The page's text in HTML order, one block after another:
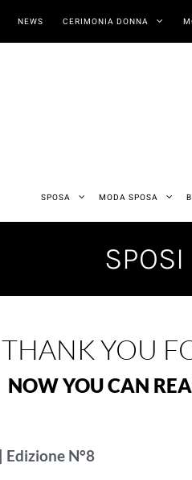
NEWS CERIMONIA DONNA
SPOSA MODA SPOSA
THANK YOU
NOW YOU CAN
N°8